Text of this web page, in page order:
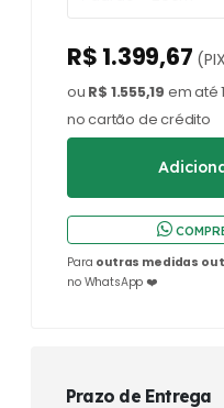
R$ 1.399,67
ou R$ 1.555,19 em até
no cartão de crédito
Para outras medidas ou
no WhatsApp ❤️
Prazo de Entrega